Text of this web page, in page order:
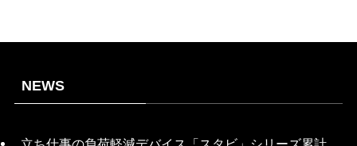
NEWS